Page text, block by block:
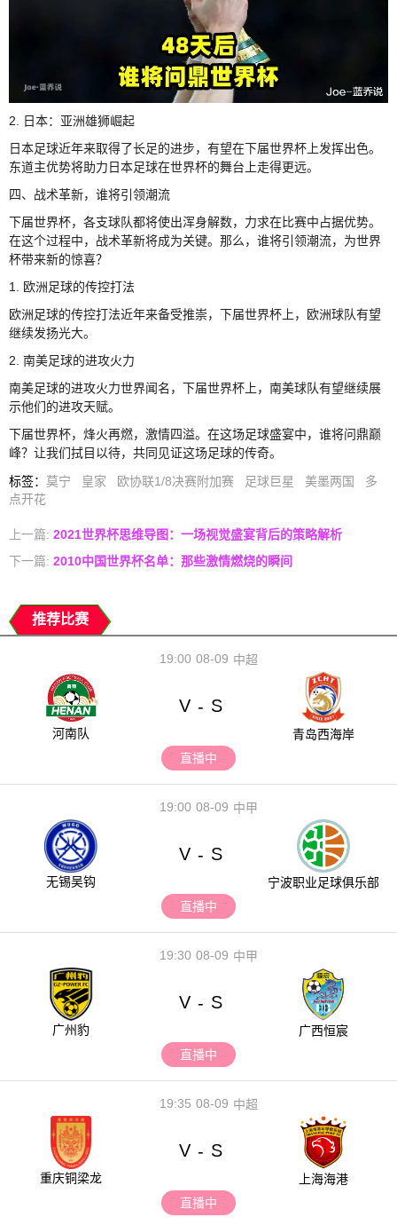
2. 日本：亚洲雄狮崛起
日本足球近年来取得了长足的进步，有望在下届世界杯上发挥出色。
东道主优势将助力日本足球在世界杯的舞台上走得更远。
四、战术革新，谁将引领潮流
下届世界杯，各支球队都将使出浑身解数，力求在比赛中占据优势。
在这个过程中，战术革新将成为关键。那么，谁将引领潮流，为世界
杯带来新的惊喜？
1. 欧洲足球的传控打法
欧洲足球的传控打法近年来备受推崇，下届世界杯上，欧洲球队有望
继续发扬光大。
2. 南美足球的进攻火力
南美足球的进攻火力世界闻名，下届世界杯上，南美球队有望继续展
示他们的进攻天赋。
下届世界杯，烽火再燃，激情四溢。在这场足球盛宴中，谁将问鼎巅
峰？让我们拭目以待，共同见证这场足球的传奇。
标签： 莫宁 皇家 欧协联1/8决赛附加赛 足球巨星 美墨两国
多
点开花
上一篇: 2021世界杯思维导图：一场视觉盛宴背后的策略解析
下一篇: 2010中国世界杯名单：那些激情燃烧的瞬间
推荐比赛
08-09
19:00 中超
河南队
V - S
青岛西海岸
直播中
08-09
19:00 中甲
无锡吴钩
V - S
宁波职业足球俱乐部
直播中
08-09
19:30 中甲
广州豹
V - S
广西恒宸
直播中
08-09
19:35 中超
重庆铜梁龙
V - S
上海海港
直播中